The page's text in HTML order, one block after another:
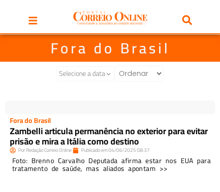
Fora do Brasil
Selecione a data
Fora do Brasil
Zambelli articula permanência no exterior para evitar
prisão e mira a Itália como destino
PorRedação Correio Online Publicado em04/06/202508:37
Foto: Brenno Carvalho Deputada afirma estar nos EUA para
tratamento de saúde, mas aliados apontam >>